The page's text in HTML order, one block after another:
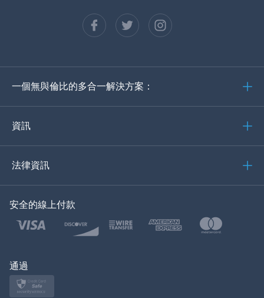
西班牙語
德語
土耳其語
波蘭語
一個無與倫比的多合一解決方案：
資訊
法律資訊
安全的線上付款
通過